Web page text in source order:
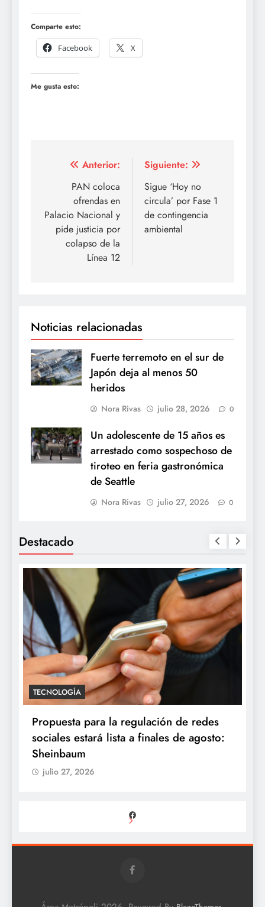
Comparte esto:
Facebook
X
Me gusta esto:
Navegación
entradas
Anterior:
PAN coloca
ofrendas en
Palacio Nacional y
pide justicia por
colapso de la
Línea 12
Siguiente:
Sigue ‘Hoy no
circula’ por Fase 1
de contingencia
ambiental
Noticias relacionadas
Fuerte terremoto en el sur de
Japón deja al menos 50
heridos
Nora Rivas julio 28, 2026 0
Un adolescente de 15 años es
arrestado como sospechoso de
tiroteo en feria gastronómica
de Seattle
Nora Rivas julio 27, 2026 0
Destacado
TECNOLOGÍA
Propuesta para la regulación de redes
sociales estará lista a finales de agosto:
Sheinbaum
julio 27, 2026